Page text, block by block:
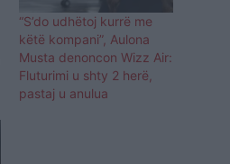
“S’do udhëtoj kurrë me
këtë kompani”, Aulona
Musta denoncon Wizz Air:
Fluturimi u shty 2 herë,
pastaj u anulua